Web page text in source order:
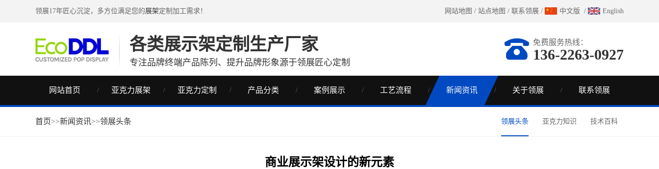
领展17年匠心沉淀，多方位满足您的展架定制加工需求！ 网站地图 / 站点地图 / 联系领展 / 中文版 / English
各类展示架定制生产厂家
专注品牌终端产品陈列、提升品牌形象源于领展匠心定制
免费服务热线：
136-2263-0927
网站首页 亚克力展架 亚克力定制 产品分类 案例展示 工艺流程 新闻资讯 关于领展 联系领展
首页>>新闻资讯>>领展头条 领展头条 亚克力知识 技术百科
商业展示架设计的新元素